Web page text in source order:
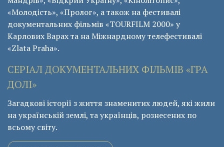
«Молодість», «Пролог», а також на фестивалі
документальних фільмів «ТОURFILM 2000» у
Карлових Варах та на Міжнардному телефестивалі
«Zlata Praha».
СЕРІАЛ ДОКУМЕНТАЛЬНИХ ФІЛЬМІВ «ГРА
ДОЛІ»
Загадкові історії з життя знаменитих людей, які жили
на українській землі, та українців, рознесених по
всьому світу.